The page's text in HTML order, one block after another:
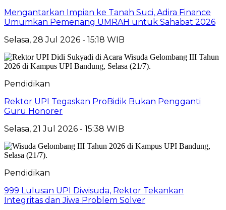
Mengantarkan Impian ke Tanah Suci, Adira Finance
Umumkan Pemenang UMRAH untuk Sahabat 2026
Selasa, 28 Jul 2026 - 15:18 WIB
Pendidikan
Rektor UPI Tegaskan ProBidik Bukan Pengganti
Guru Honorer
Selasa, 21 Jul 2026 - 15:38 WIB
Pendidikan
999 Lulusan UPI Diwisuda, Rektor Tekankan
Integritas dan Jiwa Problem Solver